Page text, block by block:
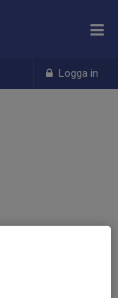
Logga in